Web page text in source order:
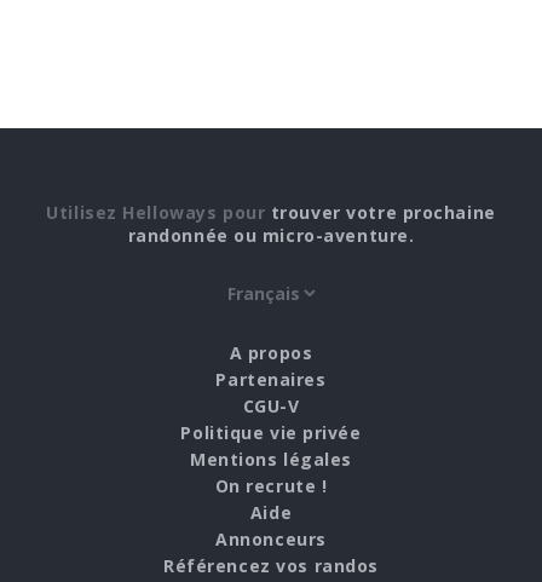
Utilisez Helloways pour trouver votre prochaine
randonnée ou micro-aventure.
A propos
Partenaires
CGU-V
Politique vie privée
Mentions légales
On recrute !
Aide
Annonceurs
Référencez vos randos